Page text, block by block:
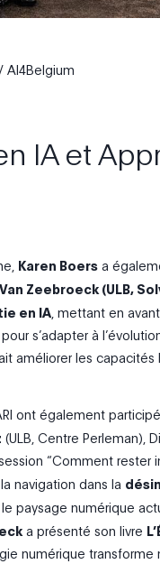
AI4Belgium
IAet
Karen Boers a
Zeebroeck (ULB,
en IA, mettant en
s’adapter à
améliorer les
ont également
(ULB, Centre Perleman),
“Comment rester
navigation dans la
paysage numérique
a présenté son livre
numérique